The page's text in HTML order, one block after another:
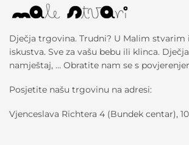
Dječja trgovina. Trudni? U Malim
iskustva. Sve za vašu bebu ili klinca.
namještaj, … Obratite nam se s
Posjetite našu trgovinu na adresi:
Vjenceslava Richtera 4 (Bundek centar),